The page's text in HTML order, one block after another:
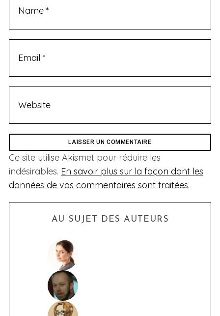
Ce site utilise Akismet pour réduire les
indésirables. En savoir plus sur la façon dont les
données de vos commentaires sont traitées.
AU SUJET DES AUTEURS